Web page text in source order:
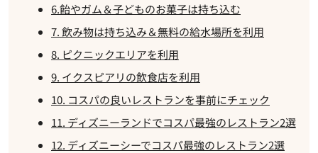
6.飴やガム＆子どものお菓子は持ち込む
7. 飲み物は持ち込み＆無料の給水場所を利用
8. ピクニックエリアを利用
9. イクスピアリの飲食店を利用
10. コスパの良いレストランを事前にチェック
11. ディズニーランドでコスパ最強のレストラン2選
12. ディズニーシーでコスパ最強のレストラン2選